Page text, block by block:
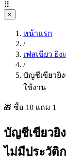
⠿
×
หน้าแรก
/
เฟสเขียว ยิง
/
บัญชีเขียวยิ
ใช้งาน
🎁 ซื้อ 10 แถม 1
บัญชีเขียวยิ
ไม่มีประวัติ